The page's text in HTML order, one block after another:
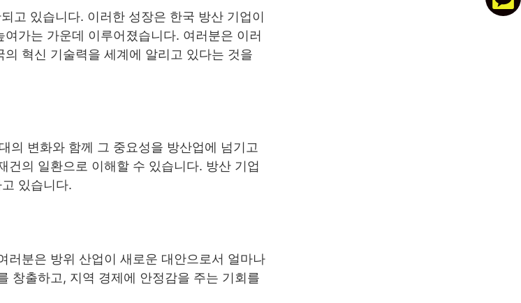
고 있습니다. 이러한 성장은 한국 방산 기업이
가는 가운데 이루어졌습니다. 여러분은 이러
혁신 기술력을 세계에 알리고 있다는 것을
의 변화와 함께 그 중요성을 방산업에 넘기고
건의 일환으로 이해할 수 있습니다. 방산 기업
있습니다.
러분은 방위 산업이 새로운 대안으로서 얼마나
창출하고, 지역 경제에 안정감을 주는 기회를